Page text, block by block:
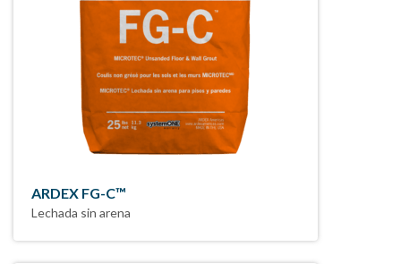
ARDEX FG-C™
Lechada sin arena